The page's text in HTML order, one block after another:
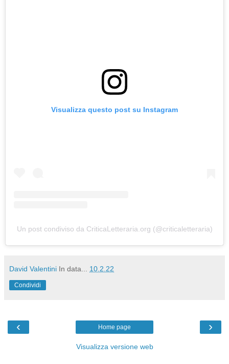
Visualizza questo post su Instagram
Un post condiviso da CriticaLetteraria.org (@criticaletteraria)
David Valentini In data... 10.2.22
Condividi
‹ ›
Home page
Visualizza versione web